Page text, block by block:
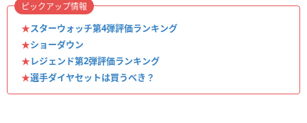
★スターウォッチ第4弾評価ランキング
★ショーダウン
★レジェンド第2弾評価ランキング
★選手ダイヤセットは買うべき？
ピックアップ情報